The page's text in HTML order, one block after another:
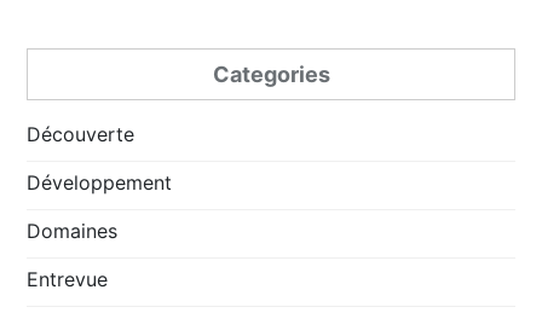
Categories
Découverte
Développement
Domaines
Entrevue